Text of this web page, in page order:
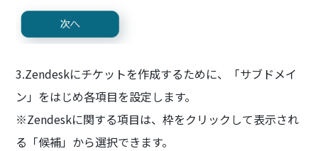
3.Zendeskにチケットを作成するために、「サブドメイ
ン」をはじめ各項目を設定します。
※Zendeskに関する項目は、枠をクリックして表示され
る「候補」から選択できます。